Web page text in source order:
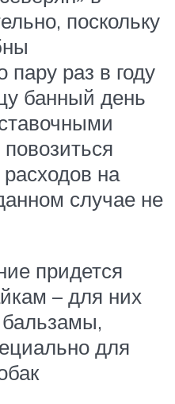
поскольку
раз в году
банный день
на
случае не
придется
– для них
для